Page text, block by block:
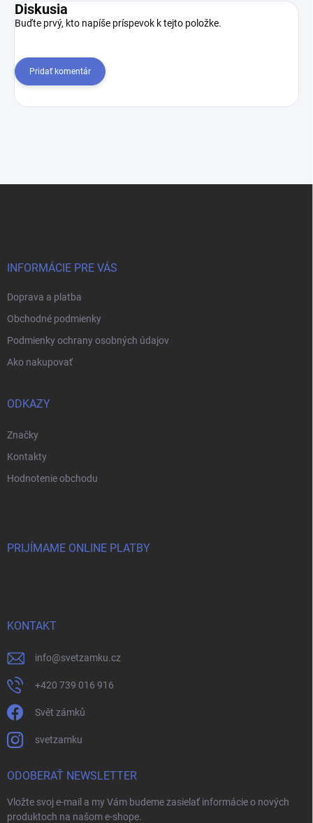
Diskusia
Buďte prvý, kto napíše príspevok k tejto položke.
Pridať komentár
INFORMÁCIE PRE VÁS
Doprava a platba
Obchodné podmienky
Podmienky ochrany osobných údajov
Ako nakupovať
ODKAZY
Značky
Kontakty
Hodnotenie obchodu
PRIJÍMAME ONLINE PLATBY
KONTAKT
info@svetzamku.cz
+420 739 016 916
Svět zámků
svetzamku
ODOBERAŤ NEWSLETTER
Vložte svoj e-mail a my Vám budeme zasielať informácie o nových
produktoch na našom e-shope.